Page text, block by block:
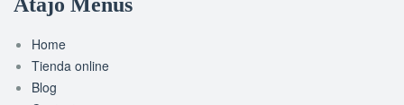
Home
Tienda online
Blog